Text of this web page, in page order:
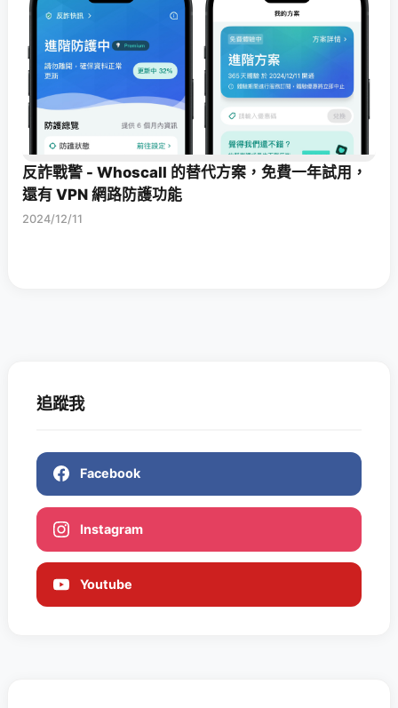
反詐戰警 - Whoscall 的替代方案，免費一年試用，
還有 VPN 網路防護功能
2024/12/11
追蹤我
Facebook
Instagram
Youtube